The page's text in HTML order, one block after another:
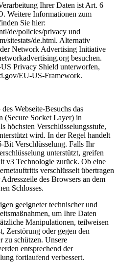
Ihrer Daten ist Art. 6
Weitere Informationen zum
Sie hier:
de/policies/privacy und
sitestats/de.html. Alternativ
Network Advertising Initiative
besuchen.
Privacy Shield unterworfen,
EU-US-Framework.
Webseite-Besuchs das
(Secure Socket Layer) in
höchsten Verschlüsselungsstufe,
wird. In der Regel handelt
Bit Verschlüsselung. Falls Ihr
unterstützt, greifen
v3 Technologie zurück. Ob eine
verschlüsselt übertragen
des Browsers an dem
Schlosses.
geeigneter technischer und
um Ihre Daten
Manipulationen, teilweisen
Zerstörung oder gegen den
schützen. Unsere
entsprechend der
fortlaufend verbessert.